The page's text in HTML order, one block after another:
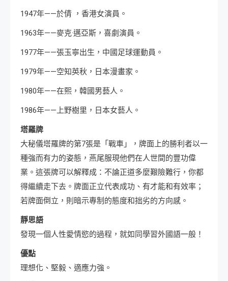
1947年——於倩 ，香港女演員。
1963年——麥克·邁亞斯，喜劇演員。
1977年——張玉寧出生，中國足球運動員。
1979年——空知英秋，日本漫畫家。
1980年——在熙，韓國男藝人。
1986年——上野樹里，日本女藝人。
塔羅牌
大秘儀塔羅牌的第7張是「戰車」，牌面上的勝利者以一
種強而有力的姿態，燕尾服現他們在人世間的豐功偉
業。這張牌可以解釋成：不論正道多麼艱險難行，你都
得繼續走下去。牌面正立代表成功、有才能和有效率；
若牌面倒立，則暗示專制的態度和拙劣的方向感。
靜思語
發現一個人性愛情慾的過程，就如同學習外國語一般！
優點
理想化、堅毅、適應力強。